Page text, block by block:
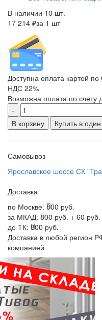
В наличии 10 шт.
17 214 ₽за 1 шт
Доступна оплата картой по
НДС 22%
Возможна оплата по
-
В корзину
Купить в
Самовывоз
Ярославское шоссе СК
Доставка
по Москве: 800 руб.
за МКАД: 800 руб. + 60 руб.
до ТК: 800 руб.
Доставка в любой регион
компанией